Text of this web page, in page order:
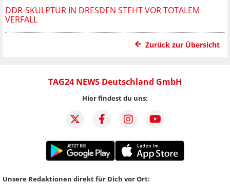
DDR-SKULPTUR IN DRESDEN STEHT VOR TOTALEM
VERFALL
Zurück zur Übersicht
TAG24 NEWS Deutschland GmbH
Hier findest du uns:
Unsere Redaktionen direkt für Dich vor Ort: